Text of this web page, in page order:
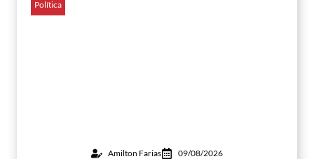
Política
Amilton Farias 09/08/2026